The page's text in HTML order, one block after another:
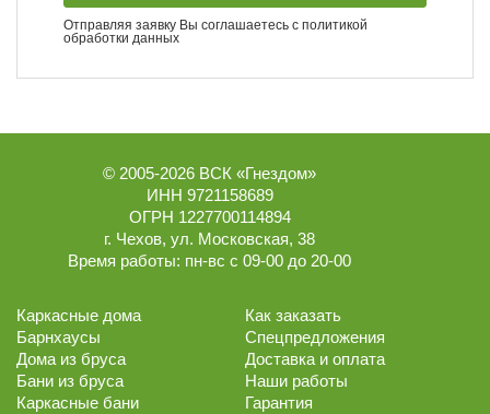
Отправляя заявку Вы соглашаетесь с политикой
обработки данных
© 2005-2026 ВСК «Гнездом»
ИНН 9721158689
ОГРН 1227700114894
г. Чехов, ул. Московская, 38
Время работы: пн-вс с 09-00 до 20-00
Каркасные дома
Барнхаусы
Дома из бруса
Бани из бруса
Каркасные бани
Как заказать
Спецпредложения
Доставка и оплата
Наши работы
Гарантия